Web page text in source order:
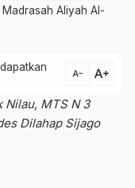
Aliyah Al-
text_decrease text_increase
Nilau, MTS N 3
Dilahap Sijago